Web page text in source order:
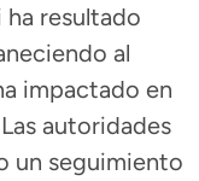
resultado
al
impactado en
autoridades
un seguimiento